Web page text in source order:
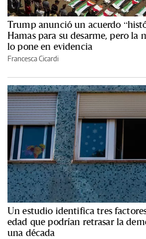
Trump anunció un acuerdo
Hamas para su desarme, pero la
lo pone en evidencia
Francesca Cicardi
Un estudio identifica tres
edad que podrían retrasar la
una década